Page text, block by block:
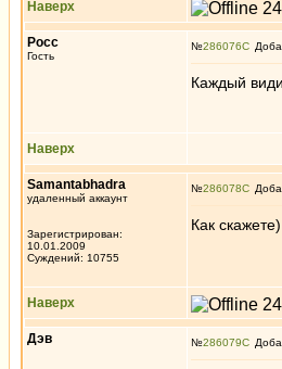
Наверх
Росс
Гость
№286076
Каждый
Наверх
Samantabhadra
удаленный аккаунт
Зарегистрирован:
10.01.2009
Суждений: 10755
№286078
Как скажете)
Наверх
Дэв №286079